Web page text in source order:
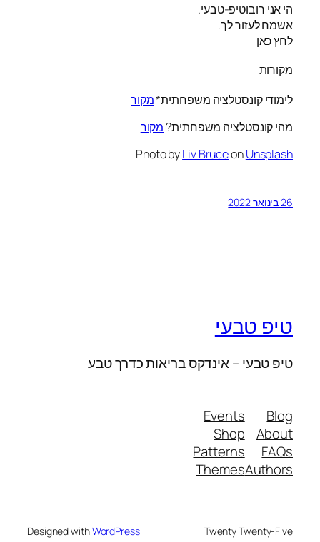
הי אני רובוטיפ-טבעי.
אשמח לעזור לך.
לחץ כאן
מקורות
לימודי קונסטלציה משפחתית*מקור
מהי קונסטלציה משפחתית? מקור
Photo byLiv BruceonUnsplash
26 בינואר 2022
טיפ טבעי
טיפ טבעי – אינדקס בריאות כדרך טבע
Blog
About
FAQs
Authors
Events
Shop
Patterns
Themes
Twenty Twenty-Five
Designed withWordPress